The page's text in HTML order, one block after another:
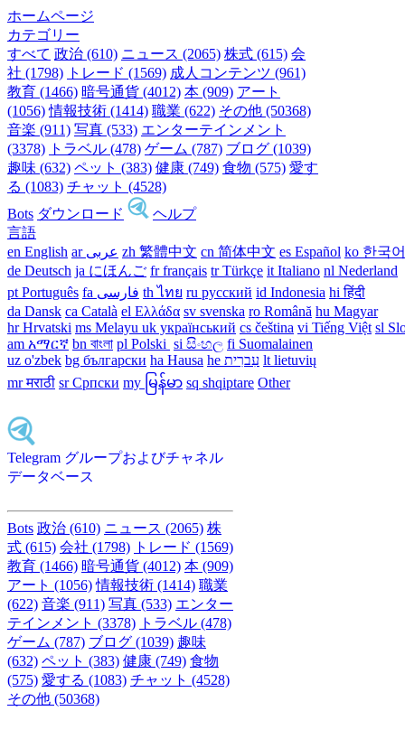
ホームページ
カテゴリー
すべて 政治 (610) ニュース (2065) 株式 (615) 会
社 (1798) トレード (1569) 成人コンテンツ (961)
教育 (1466) 暗号通貨 (4012) 本 (909) アート
(1056) 情報技術 (1414) 職業 (622) その他 (50368)
音楽 (911) 写真 (533) エンターテインメント
(3378) トラベル (478) ゲーム (787) ブログ (1039)
趣味 (632) ペット (383) 健康 (749) 食物 (575) 愛す
る (1083) チャット (4528)
Bots ダウンロード
ヘルプ
言語
en English
ar عربى zh 繁體中文 cn 简体中文 es Español ko 한국어
de Deutsch ja にほんご fr français tr Türkçe it Italiano nl Nederland
pt Português
th ไทย ru русский id Indonesia hi हिंदी
da Dansk‎ ca Català el Ελλάδα sv svenska ro Română hu Magyar
hr Hrvatski ms Melayu uk український‎ cs čeština‎ vi Tiếng Việt sl
am አማርኛ bn বাংলা pl Polski ‎ si සිංහල fi Suomalainen
uz o'zbek bg български ha Hausa‎ he עִברִית lt lietuvių
mr मराठी sr Српски my မြန်မာ sq shqiptare Other
Telegram グループおよびチャネル
データベース
Bots 政治 (610) ニュース (2065) 株
式 (615) 会社 (1798) トレード (1569)
教育 (1466) 暗号通貨 (4012) 本 (909)
アート (1056) 情報技術 (1414) 職業
(622) 音楽 (911) 写真 (533) エンター
テインメント (3378) トラベル (478)
ゲーム (787) ブログ (1039) 趣味
(632) ペット (383) 健康 (749) 食物
(575) 愛する (1083) チャット (4528)
その他 (50368)